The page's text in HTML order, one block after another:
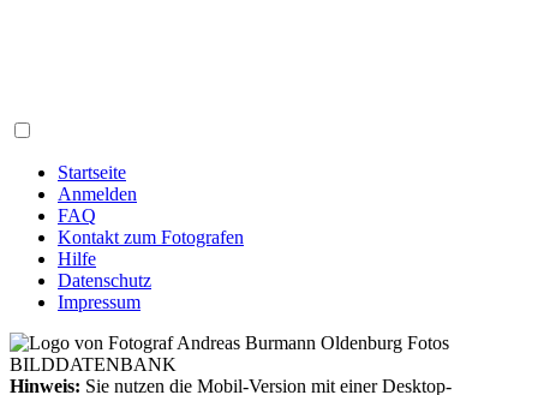
Startseite
Anmelden
FAQ
Kontakt zum Fotografen
Hilfe
Datenschutz
Impressum
Hinweis: Sie nutzen die Mobil-Version mit einer Desktop-